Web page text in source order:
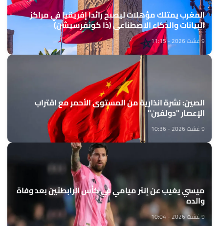
المغرب يمتلك مؤهلات ليصبح رائدا إفريقيا في مراكز
البيانات والذكاء الاصطناعي (ذا كونفرسيشن)
9 غشت 2026 - 11:15
الصين: نشرة انذارية من المستوى الأحمر مع اقتراب
الإعصار "دولفين"
9 غشت 2026 - 10:36
ميسي يغيب عن إنتر ميامي في كأس الرابطتين بعد وفاة
والده
9 غشت 2026 - 10:04